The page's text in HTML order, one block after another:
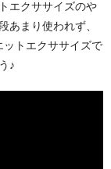
エクササイズのや
あまり使われず、
トエクササイズで
♪